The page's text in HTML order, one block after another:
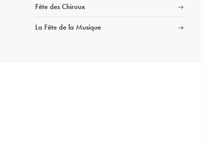
Fête des Chiroux
La Fête de la Musique